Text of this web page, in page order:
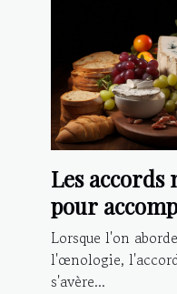
Les accords
pour
Lorsque l'on
l'œnologie,
s'avère...